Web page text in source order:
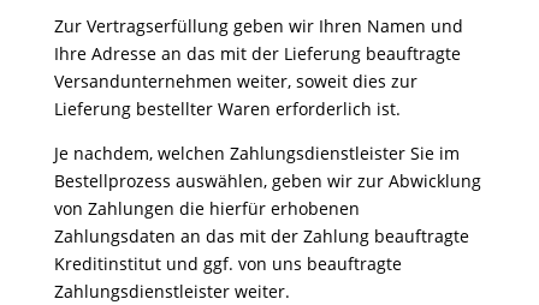
Zur Vertragserfüllung geben wir Ihren Namen und
Ihre Adresse an das mit der Lieferung beauftragte
Versandunternehmen weiter, soweit dies zur
Lieferung bestellter Waren erforderlich ist.
Je nachdem, welchen Zahlungsdienstleister Sie im
Bestellprozess auswählen, geben wir zur Abwicklung
von Zahlungen die hierfür erhobenen
Zahlungsdaten an das mit der Zahlung beauftragte
Kreditinstitut und ggf. von uns beauftragte
Zahlungsdienstleister weiter.